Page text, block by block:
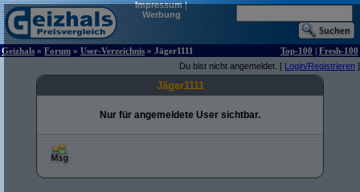
Impressum|
Werbung
Geizhals » Forum » User-Verzeichnis » Jäger1111 Top-100 | Fresh-100
Du bist nicht angemeldet. [ Login/Registrieren ]
Jäger1111
Nur für angemeldete User sichtbar.